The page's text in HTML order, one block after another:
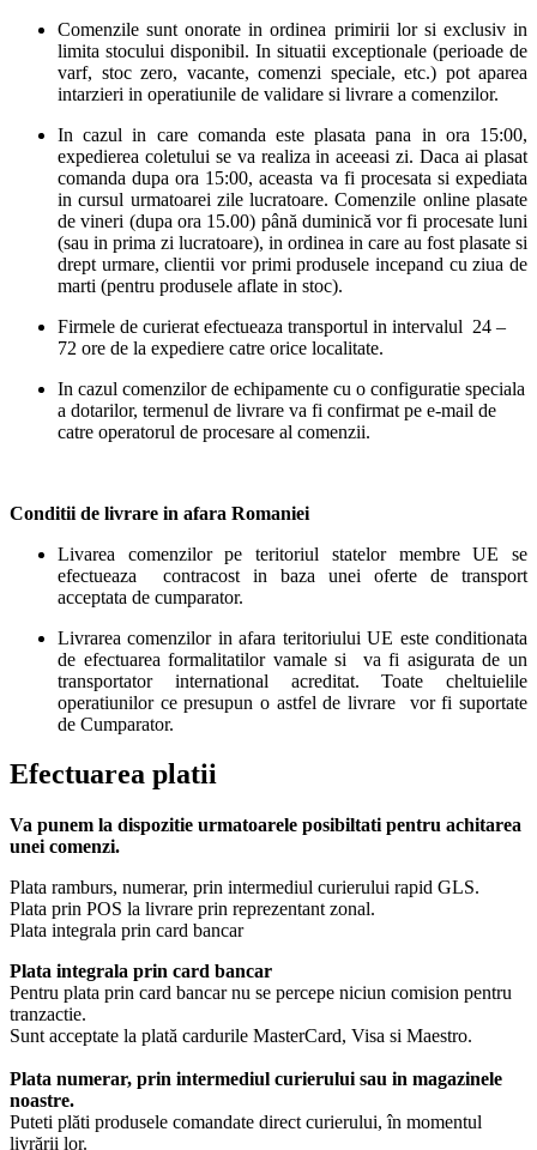
Comenzile sunt onorate in ordinea primirii lor si exclusiv in
limita stocului disponibil. In situatii exceptionale (perioade de
varf, stoc zero, vacante, comenzi speciale, etc.) pot aparea
intarzieri in operatiunile de validare si livrare a comenzilor.
In cazul in care comanda este plasata pana in ora 15:00,
expedierea coletului se va realiza in aceeasi zi. Daca ai plasat
comanda dupa ora 15:00, aceasta va fi procesata si expediata
in cursul urmatoarei zile lucratoare. Comenzile online plasate
de vineri (dupa ora 15.00) până duminică vor fi procesate luni
(sau in prima zi lucratoare), in ordinea in care au fost plasate si
drept urmare, clientii vor primi produsele incepand cu ziua de
marti (pentru produsele aflate in stoc).
Firmele de curierat efectueaza transportul in intervalul 24 –
72 ore de la expediere catre orice localitate.
In cazul comenzilor de echipamente cu o configuratie speciala
a dotarilor, termenul de livrare va fi confirmat pe e-mail de
catre operatorul de procesare al comenzii.
Conditii de livrare in afara Romaniei
Livarea comenzilor pe teritoriul statelor membre UE se
efectueaza contracost in baza unei oferte de transport
acceptata de cumparator.
Livrarea comenzilor in afara teritoriului UE este conditionata
de efectuarea formalitatilor vamale si va fi asigurata de un
transportator international acreditat. Toate cheltuielile
operatiunilor ce presupun o astfel de livrare vor fi suportate
de Cumparator.
Efectuarea platii
Va punem la dispozitie urmatoarele posibiltati pentru achitarea
unei comenzi.
Plata ramburs, numerar, prin intermediul curierului rapid GLS.
Plata prin POS la livrare prin reprezentant zonal.
Plata integrala prin card bancar
Plata integrala prin card bancar
Pentru plata prin card bancar nu se percepe niciun comision pentru
tranzactie.
Sunt acceptate la plată cardurile MasterCard, Visa si Maestro.
Plata numerar, prin intermediul curierului sau in magazinele
noastre.
Puteti plăti produsele comandate direct curierului, în momentul
livrării lor.